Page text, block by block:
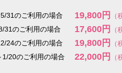
31のご利用の場合 19,800円
（
31のご利用の場合
17,600円
（
24のご利用の場合
19,800円
（
1/20のご利用の場合
22,000円 （